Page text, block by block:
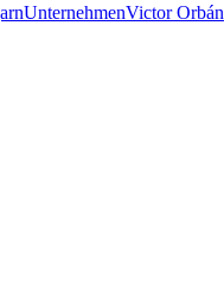
UnternehmenVictor Orbán